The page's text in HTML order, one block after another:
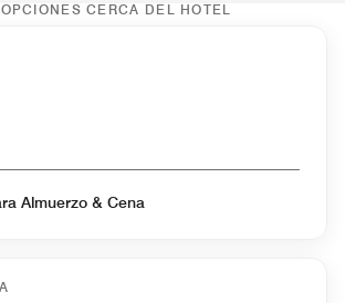
CERCA DEL HOTEL
Abierto para Almuerzo & Cena